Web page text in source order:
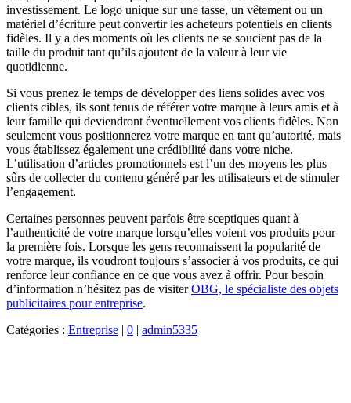
investissement. Le logo unique sur une tasse, un vêtement ou un
matériel d’écriture peut convertir les acheteurs potentiels en clients
fidèles. Il y a des moments où les clients ne se soucient pas de la
taille du produit tant qu’ils ajoutent de la valeur à leur vie
quotidienne.
Si vous prenez le temps de développer des liens solides avec vos
clients cibles, ils sont tenus de référer votre marque à leurs amis et à
leur famille qui deviendront éventuellement vos clients fidèles. Non
seulement vous positionnerez votre marque en tant qu’autorité, mais
vous établissez également une crédibilité dans votre niche.
L’utilisation d’articles promotionnels est l’un des moyens les plus
sûrs de collecter du contenu généré par les utilisateurs et de stimuler
l’engagement.
Certaines personnes peuvent parfois être sceptiques quant à
l’authenticité de votre marque lorsqu’elles voient vos produits pour
la première fois. Lorsque les gens reconnaissent la popularité de
votre marque, ils voudront toujours s’associer à vos produits, ce qui
renforce leur confiance en ce que vous avez à offrir. Pour besoin
d’information n’hésitez pas de visiterOBG, le spécialiste des objets
publicitaires pour entreprise.
Catégories : Entreprise | 0 | admin5335